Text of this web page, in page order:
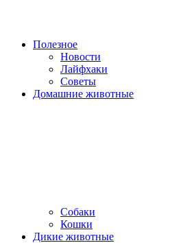
Полезное
Новости
Лайфхаки
Советы
Домашние животные
Собаки
Кошки
Дикие животные